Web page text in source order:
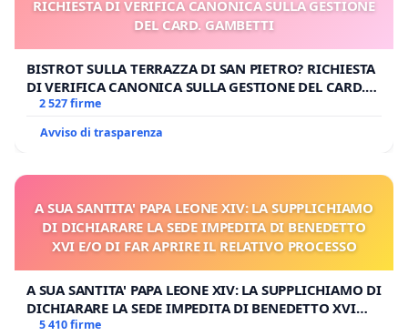
RICHIESTA DI VERIFICA CANONICA SULLA GESTIONE
DEL CARD. GAMBETTI
BISTROT SULLA TERRAZZA DI SAN PIETRO? RICHIESTA
DI VERIFICA CANONICA SULLA GESTIONE DEL CARD.
GAMBETTI
2 527 firme
Avviso di trasparenza
A SUA SANTITA' PAPA LEONE XIV: LA SUPPLICHIAMO
DI DICHIARARE LA SEDE IMPEDITA DI BENEDETTO
XVI E/O DI FAR APRIRE IL RELATIVO PROCESSO
A SUA SANTITA' PAPA LEONE XIV: LA SUPPLICHIAMO DI
DICHIARARE LA SEDE IMPEDITA DI BENEDETTO XVI
E/O DI FAR APRIRE IL RELATIVO PROCESSO
5 410 firme